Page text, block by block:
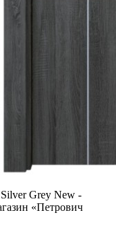
Grey New -
«Петрович